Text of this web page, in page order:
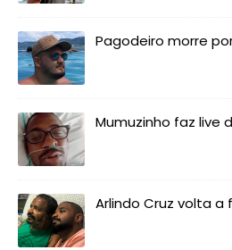
Pagodeiro morre
Mumuzinho faz live
Arlindo Cruz volta a